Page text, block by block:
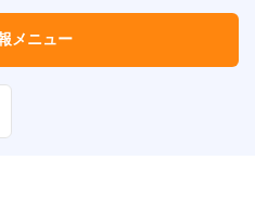
メニュー